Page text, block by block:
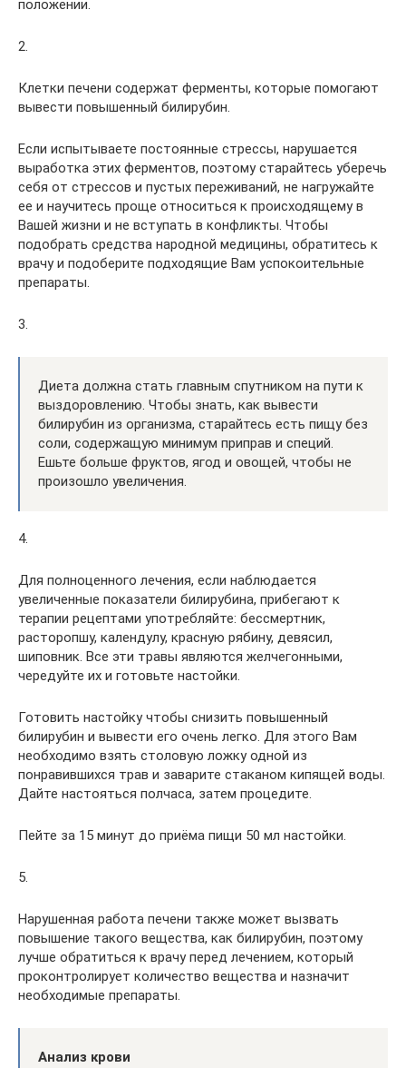
положении.
2.
Клетки печени содержат ферменты, которые помогают
вывести повышенный билирубин.
Если испытываете постоянные стрессы, нарушается
выработка этих ферментов, поэтому старайтесь уберечь
себя от стрессов и пустых переживаний, не нагружайте
ее и научитесь проще относиться к происходящему в
Вашей жизни и не вступать в конфликты. Чтобы
подобрать средства народной медицины, обратитесь к
врачу и подоберите подходящие Вам успокоительные
препараты.
3.
Диета должна стать главным спутником на пути к
выздоровлению. Чтобы знать, как вывести
билирубин из организма, старайтесь есть пищу без
соли, содержащую минимум приправ и специй.
Ешьте больше фруктов, ягод и овощей, чтобы не
произошло увеличения.
4.
Для полноценного лечения, если наблюдается
увеличенные показатели билирубина, прибегают к
терапии рецептами употребляйте: бессмертник,
расторопшу, календулу, красную рябину, девясил,
шиповник. Все эти травы являются желчегонными,
чередуйте их и готовьте настойки.
Готовить настойку чтобы снизить повышенный
билирубин и вывести его очень легко. Для этого Вам
необходимо взять столовую ложку одной из
понравившихся трав и заварите стаканом кипящей воды.
Дайте настояться полчаса, затем процедите.
Пейте за 15 минут до приёма пищи 50 мл настойки.
5.
Нарушенная работа печени также может вызвать
повышение такого вещества, как билирубин, поэтому
лучше обратиться к врачу перед лечением, который
проконтролирует количество вещества и назначит
необходимые препараты.
Анализ крови